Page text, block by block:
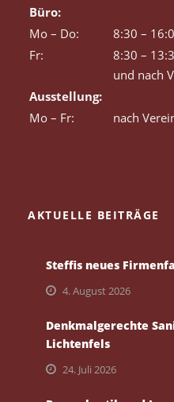
Büro:
Mo – Do:
8:30 –
Fr:
8:30 –
und nach
Ausstellung:
Mo – Fr:
nach
AKTUELLE BEITRÄGE
Steffis neues
4. August 2026
Denkmalgerechte
Lichtenfels
24. Juli 2026